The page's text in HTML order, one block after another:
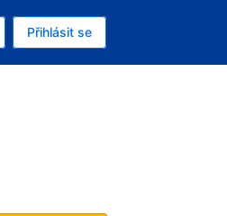
Přihlásit se